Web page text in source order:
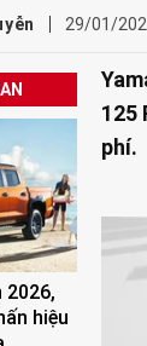
29/01/
hiệu
125
phí.